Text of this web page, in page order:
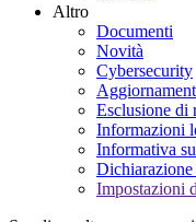
Altro
Documenti
Novità
Cybersecurity
Esclusione di
Informazioni
Informativa
Dichiarazione
Impostazioni